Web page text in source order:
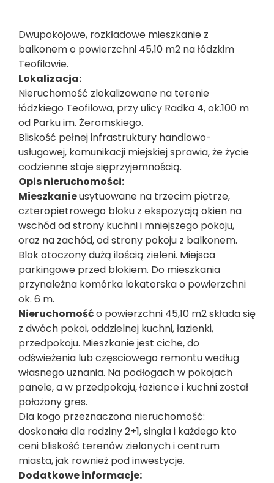
Dwupokojowe, rozkładowe mieszkanie z
balkonem o powierzchni 45,10 m2 na łódzkim
Teofilowie.
Lokalizacja:
Nieruchomość zlokalizowane na terenie
łódzkiego Teofilowa, przy ulicy Radka 4, ok.100 m
od Parku im. Żeromskiego.
Bliskość pełnej infrastruktury handlowo-
usługowej, komunikacji miejskiej sprawia, że życie
codzienne staje sięprzyjemnością.
Opis nieruchomości:
Mieszkanieusytuowane na trzecim piętrze,
czteropietrowego bloku z ekspozycją okien na
wschód od strony kuchni i mniejszego pokoju,
oraz na zachód, od strony pokoju z balkonem.
Blok otoczony dużą ilością zieleni. Miejsca
parkingowe przed blokiem. Do mieszkania
przynależna komórka lokatorska o powierzchni
ok. 6 m.
Nieruchomośćo powierzchni 45,10 m2 składa się
z dwóch pokoi, oddzielnej kuchni, łazienki,
przedpokoju. Mieszkanie jest ciche, do
odświeżenia lub częsciowego remontu według
własnego uznania. Na podłogach w pokojach
panele, a w przedpokoju, łazience i kuchni został
położony gres.
Dla kogo przeznaczona nieruchomość:
doskonała dla rodziny 2+1, singla i każdego kto
ceni bliskość terenów zielonych i centrum
miasta, jak rownież pod inwestycje.
Dodatkowe informacje: